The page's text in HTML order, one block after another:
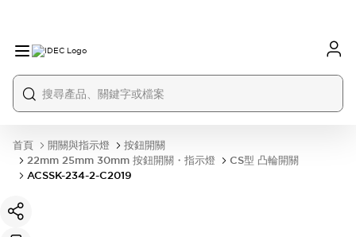
首頁 開關與指示燈
按鈕開關
22mm 25mm 30mm 按鈕開關・指示燈
CS型 凸輪開關
ACSSK-234-2-C2019